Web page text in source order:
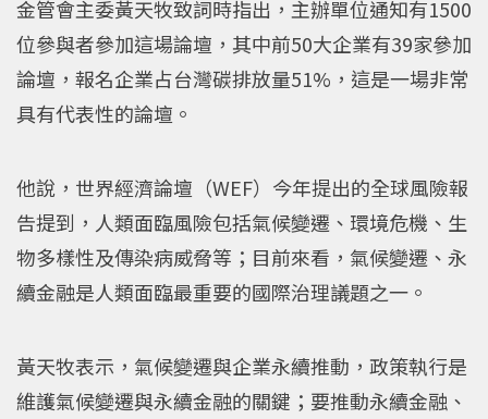
金管會主委黃天牧致詞時指出，主辦單位通知有1500
位參與者參加這場論壇，其中前50大企業有39家參加
論壇，報名企業占台灣碳排放量51%，這是一場非常
具有代表性的論壇。
他說，世界經濟論壇（WEF）今年提出的全球風險報
告提到，人類面臨風險包括氣候變遷、環境危機、生
物多樣性及傳染病威脅等；目前來看，氣候變遷、永
續金融是人類面臨最重要的國際治理議題之一。
黃天牧表示，氣候變遷與企業永續推動，政策執行是
維護氣候變遷與永續金融的關鍵；要推動永續金融、